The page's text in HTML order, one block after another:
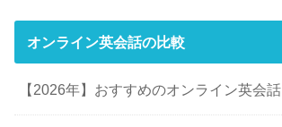
オンライン英会話の比較
【2026年】おすすめのオンライン英会話